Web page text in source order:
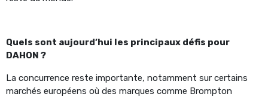
Quels sont aujourd’hui les principaux défis pour
DAHON ?
La concurrence reste importante, notamment sur certains
marchés européens où des marques comme Brompton